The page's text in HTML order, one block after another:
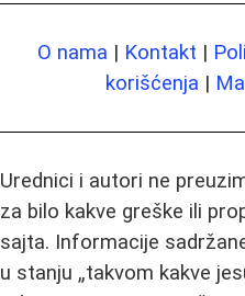
O nama | Kontakt |
korišćenja |
Urednici i autori ne
za bilo kakve greške ili
sajta. Informacije
u stanju „takvom kakve